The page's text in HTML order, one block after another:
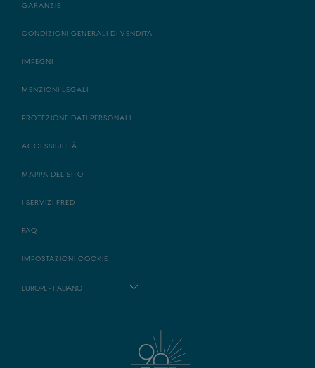
GARANZIE
CONDIZIONI GENERALI DI VENDITA
IMPEGNI
MENZIONI LEGALI
PROTEZIONE DATI PERSONALI
ACCESSIBILITÀ
MAPPA DEL SITO
I SERVIZI FRED
FAQ
IMPOSTAZIONI COOKIE
EUROPE - ITALIANO